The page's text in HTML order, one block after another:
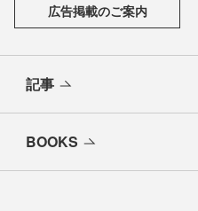
広告掲載のご案内
記事
BOOKS